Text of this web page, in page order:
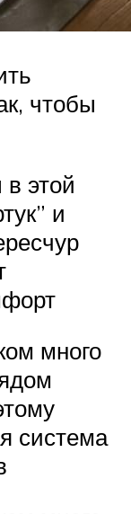
чтобы
этой
и
много
система